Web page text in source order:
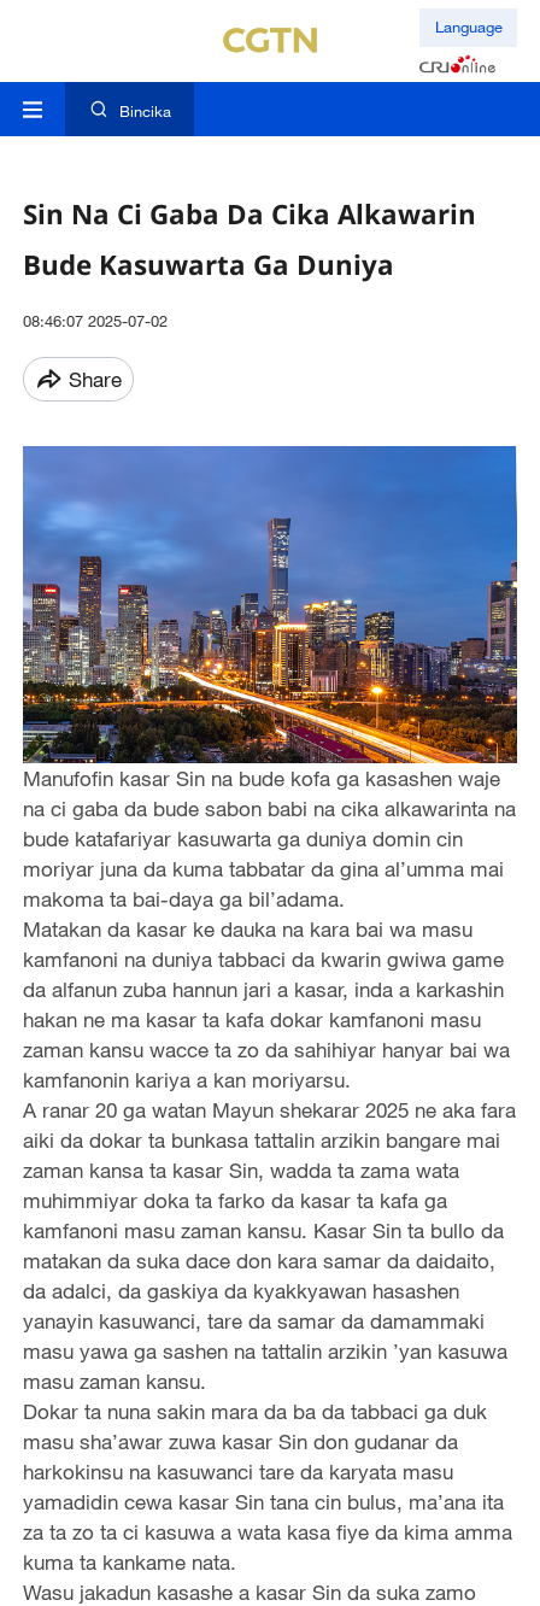
Language
Bincika
Sin Na Ci Gaba Da Cika Alkawarin
Bude Kasuwarta Ga Duniya
08:46:07 2025-07-02
Share
Manufofin kasar Sin na bude kofa ga kasashen waje
na ci gaba da bude sabon babi na cika alkawarinta na
bude katafariyar kasuwarta ga duniya domin cin
moriyar juna da kuma tabbatar da gina al’umma mai
makoma ta bai-daya ga bil’adama.
Matakan da kasar ke dauka na kara bai wa masu
kamfanoni na duniya tabbaci da kwarin gwiwa game
da alfanun zuba hannun jari a kasar, inda a karkashin
hakan ne ma kasar ta kafa dokar kamfanoni masu
zaman kansu wacce ta zo da sahihiyar hanyar bai wa
kamfanonin kariya a kan moriyarsu.
A ranar 20 ga watan Mayun shekarar 2025 ne aka fara
aiki da dokar ta bunkasa tattalin arzikin bangare mai
zaman kansa ta kasar Sin, wadda ta zama wata
muhimmiyar doka ta farko da kasar ta kafa ga
kamfanoni masu zaman kansu. Kasar Sin ta bullo da
matakan da suka dace don kara samar da daidaito,
da adalci, da gaskiya da kyakkyawan hasashen
yanayin kasuwanci, tare da samar da damammaki
masu yawa ga sashen na tattalin arzikin ’yan kasuwa
masu zaman kansu.
Dokar ta nuna sakin mara da ba da tabbaci ga duk
masu sha’awar zuwa kasar Sin don gudanar da
harkokinsu na kasuwanci tare da karyata masu
yamadidin cewa kasar Sin tana cin bulus, ma’ana ita
za ta zo ta ci kasuwa a wata kasa fiye da kima amma
kuma ta kankame nata.
Wasu jakadun kasashe a kasar Sin da suka zamo